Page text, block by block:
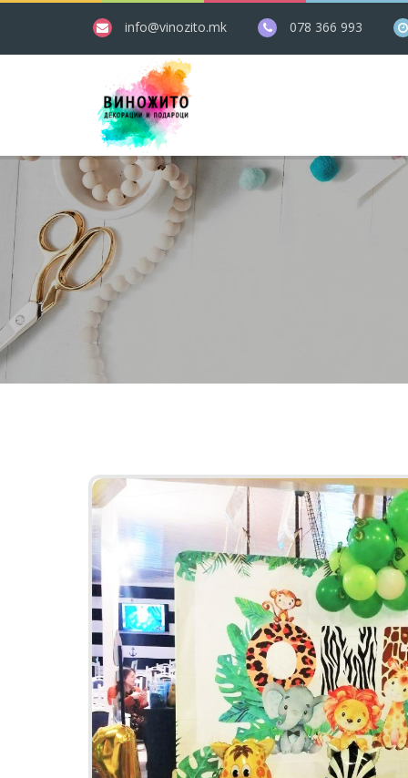
info@vinozito.mk 078 366 993